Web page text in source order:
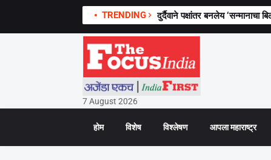
TRENDING दुर्दैवाने पक्षांतर बनलेय ‘सन्मानाचा
7 August 2026
होम विशेष विश्लेषण आपला महाराष्ट्र